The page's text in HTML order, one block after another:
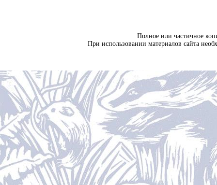
Полное или частичное
При использовании материалов сайта